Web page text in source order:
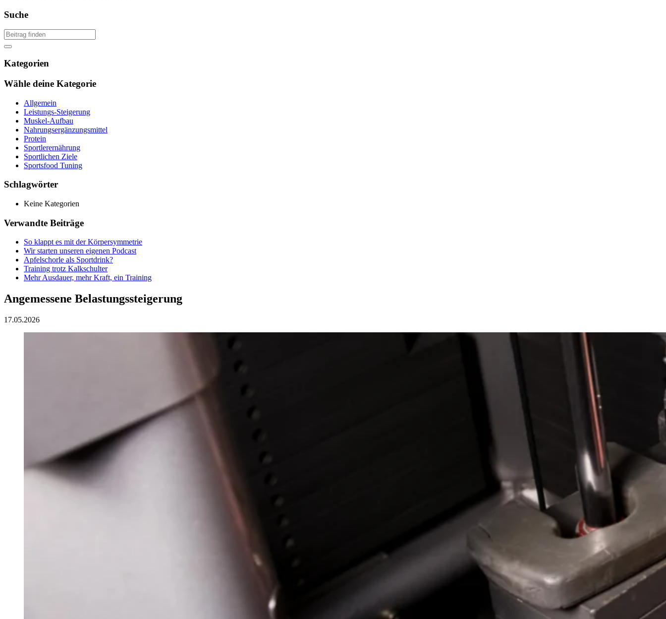
Suche
Kategorien
Wähle deine Kategorie
Allgemein
Leistungs-Steigerung
Muskel-Aufbau
Nahrungsergänzungsmittel
Protein
Sportlerernährung
Sportlichen Ziele
Sportsfood Tuning
Schlagwörter
Keine Kategorien
Verwandte Beiträge
So klappt es mit der Körpersymmetrie
Wir starten unseren eigenen Podcast
Apfelschorle als Sportdrink?
Training trotz Kalkschulter
Mehr Ausdauer, mehr Kraft, ein Training
Angemessene Belastungssteigerung
17.05.2026